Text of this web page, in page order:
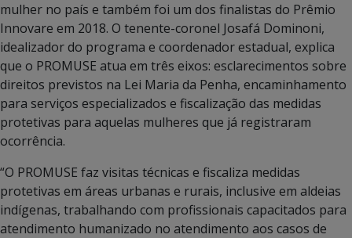
mulher no país e também foi um dos finalistas do Prêmio
Innovare em 2018. O tenente-coronel Josafá Dominoni,
idealizador do programa e coordenador estadual, explica
que o PROMUSE atua em três eixos: esclarecimentos sobre
direitos previstos na Lei Maria da Penha, encaminhamento
para serviços especializados e fiscalização das medidas
protetivas para aquelas mulheres que já registraram
ocorrência.
“O PROMUSE faz visitas técnicas e fiscaliza medidas
protetivas em áreas urbanas e rurais, inclusive em aldeias
indígenas, trabalhando com profissionais capacitados para
atendimento humanizado no atendimento aos casos de